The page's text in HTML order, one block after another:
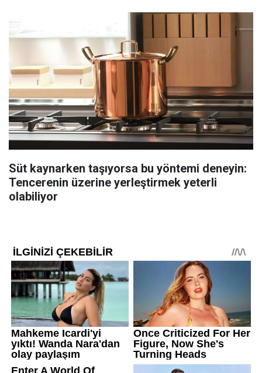
Süt kaynarken taşıyorsa bu yöntemi deneyin:
Tencerenin üzerine yerleştirmek yeterli
olabiliyor